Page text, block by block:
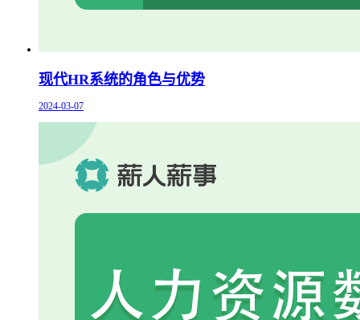
现代HR系统的角色与优势
2024-03-07